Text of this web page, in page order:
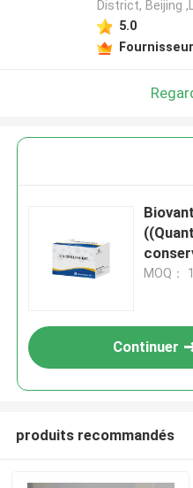
District, Beijing
5.0
test
MOQ：
Continuer
produits recommandés